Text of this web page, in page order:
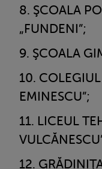
ŞCOALA
„FUNDENI”;
ŞCOALA
EMINESCU”;
LICEUL